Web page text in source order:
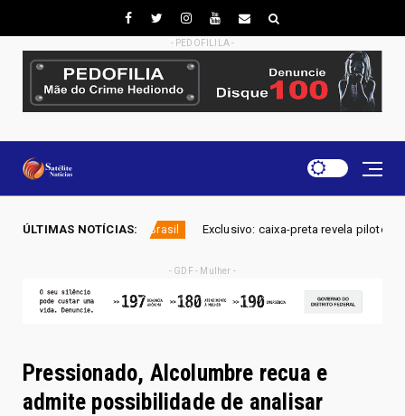
- PEDOFILILA -
ÚLTIMAS NOTÍCIAS:
Brasil Exclusivo: caixa-preta revela piloto comparando avião da
- GDF - Mulher -
Pressionado, Alcolumbre recua e
admite possibilidade de analisar